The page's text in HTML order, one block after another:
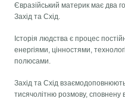
Євразійський материк має два
Захід та Схід.
Історія людства є процес
енергіями, цінностями,
полюсами.
Захід та Схід
тисячолітню розмову, сповнену